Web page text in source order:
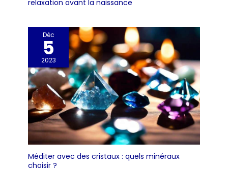
tournez le couvercle
fermement. Réutilisable
et facile à nettoyer :
réutilisable avec
fermoir métallique
démonté. Le récipient
en verre passe au lave-
vaisselle, le couvercle
en porcelaine amovible
est toujours nettoyé à
la main.
Multifonctionnel :
Bouteille pour le
remplissage/le
relaxation avant la naissance
Déc
5
2023
Méditer avec des cristaux : quels minéraux
choisir ?